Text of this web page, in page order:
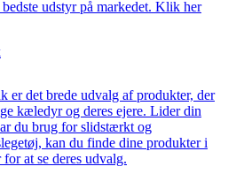
udstyr på markedet. Klik her
er det brede udvalg af produkter, der
kæledyr og deres ejere. Lider din
du brug for slidstærkt og
kan du finde dine produkter i
at se deres udvalg.